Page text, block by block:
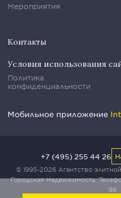
Мероприятия
Контакты
Условия использования
Политика
конфиденциальности
Мобильное приложение
© 1995-2026 Агентство
Городская Недвижимость.
99
+7 (495) 255 44 26